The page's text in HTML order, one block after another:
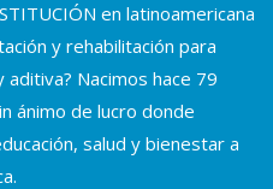
en latinoamericana
y rehabilitación para
aditiva? Nacimos hace 79
ánimo de lucro donde
salud y bienestar a